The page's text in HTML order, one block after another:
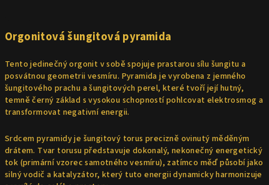
Orgonitová šungitová pyramida
Tento jedinečný orgonit v sobě spojuje prastarou sílu šungitu a
posvátnou geometrii vesmíru. Pyramida je vyrobena z jemného
šungitového prachu a šungitových perel, které tvoří její hutný,
temně černý základ s vysokou schopností pohlcovat elektrosmog a
transformovat negativní energii.
Srdcem pyramidy je šungitový torus precizně ovinutý měděným
drátem. Tvar torusu představuje dokonalý, nekonečný energetický
tok (primární vzorec samotného vesmíru), zatímco měď působí jako
silný vodič a katalyzátor, který tuto energii dynamicky harmonizuje